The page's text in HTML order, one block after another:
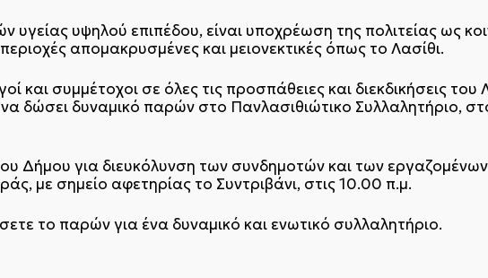
υγείας υψηλού επιπέδου, είναι υποχρέωση της πολιτείας ως
απομακρυσμένες και μειονεκτικές όπως το Λασίθι.
και συμμέτοχοι σε όλες τις προσπάθειες και διεκδικήσεις
να δώσει δυναμικό παρών στο Πανλασιθιώτικο Συλλαλητήριο,
Δήμου για διευκόλυνση των συνδημοτών και των
με σημείο αφετηρίας το Συντριβάνι, στις 10.00 π.μ.
το παρών για ένα δυναμικό και ενωτικό συλλαλητήριο.